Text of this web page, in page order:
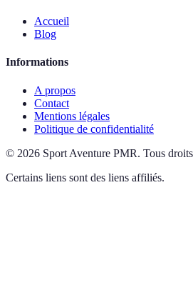
Accueil
Blog
Informations
A propos
Contact
Mentions légales
Politique de confidentialité
© 2026 Sport Aventure PMR. Tous
Certains liens sont des liens affiliés.